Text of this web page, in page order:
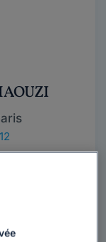
BOYER-